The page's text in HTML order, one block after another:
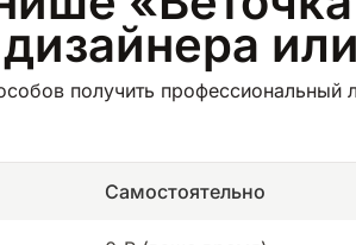
дизайнера
получить профессиональный
Самостоятельно